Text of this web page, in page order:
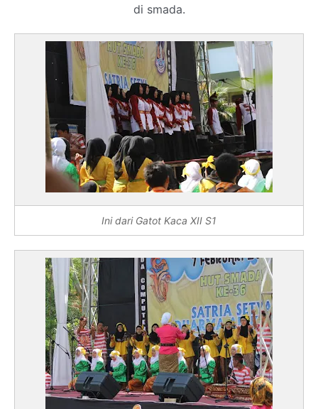
di smada.
Ini dari Gatot Kaca XII S1